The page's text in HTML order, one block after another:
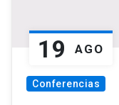
19 AGO
Conferencias